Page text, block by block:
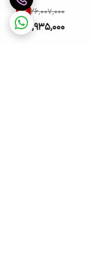
26,007,000
4%
24,935,000